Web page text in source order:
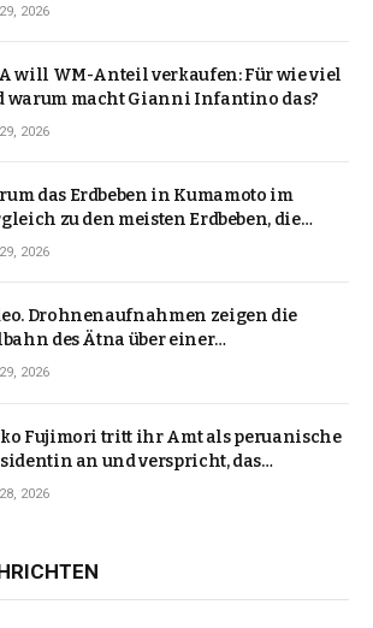
2026
will WM-Anteil verkaufen: Für wie viel
warum macht Gianni Infantino das?
2026
das Erdbeben in Kumamoto im
zu den meisten Erdbeben, die
erschütterten, ungewöhnlich ist
2026
Drohnenaufnahmen zeigen die
des Ätna über einer
2026
Fujimori tritt ihr Amt als peruanische
an und verspricht, das
der Instabilität zu beenden
2026